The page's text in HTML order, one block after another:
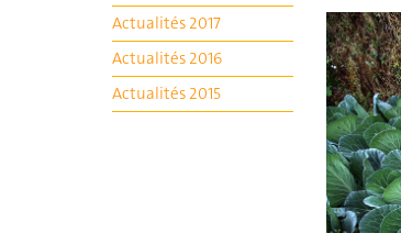
Actualités 2017
Actualités 2016
Actualités 2015